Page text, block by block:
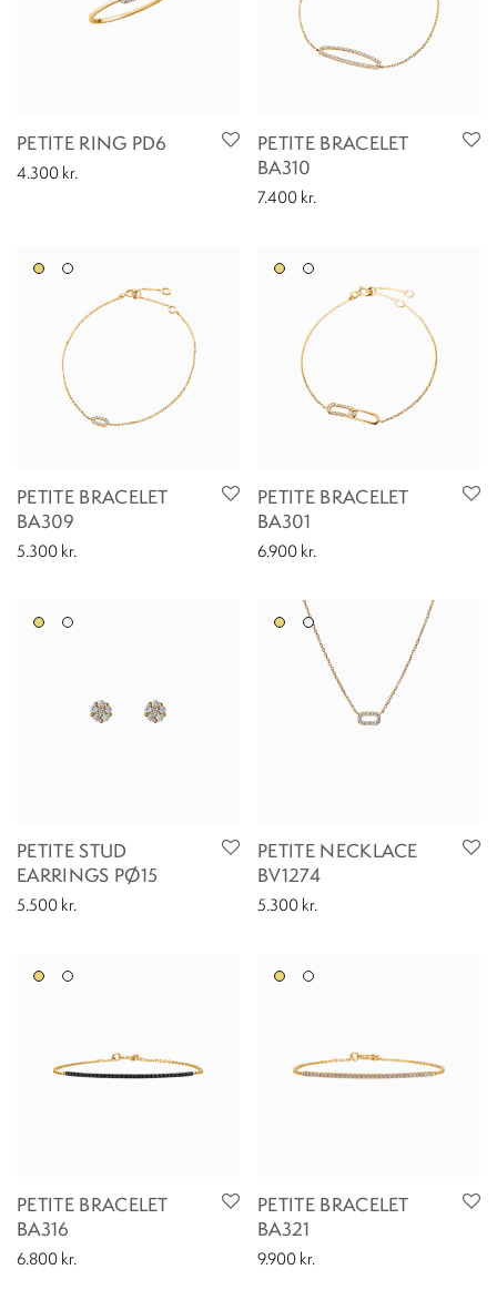
PETITE RING PD6
4.300 kr.
PETITE BRACELET
BA310
7.400 kr.
PETITE BRACELET
BA309
5.300 kr.
PETITE BRACELET
BA301
6.900 kr.
PETITE STUD
EARRINGS PØ15
5.500 kr.
PETITE NECKLACE
BV1274
5.300 kr.
PETITE BRACELET
BA316
6.800 kr.
PETITE BRACELET
BA321
9.900 kr.